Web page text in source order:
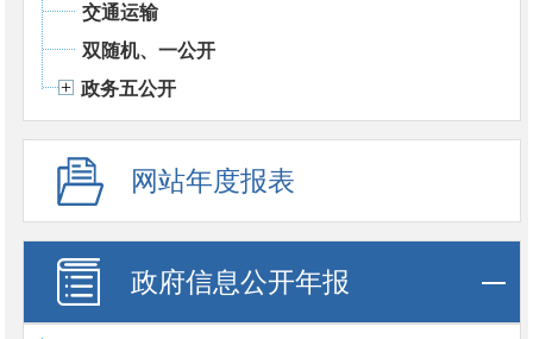
交通运输
双随机、一公开
政务五公开
网站年度报表
政府信息公开年报